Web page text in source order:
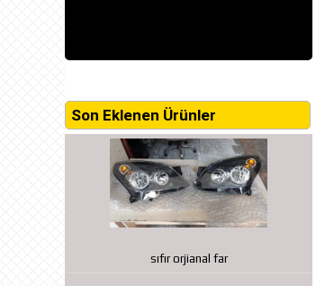
Son Eklenen Ürünler
sıfır orjianal far